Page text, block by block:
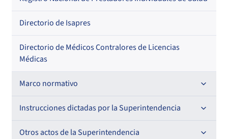
Por especialidad
Directorio de Isapres
Directorio de Médicos Contralores de Licencias
Médicas
Marco normativo
Leyes
Decretos con Fuerza de Ley
Instrucciones dictadas por la Superintendencia
Para ISAPREs y FONASA
Otros actos de la Superintendencia